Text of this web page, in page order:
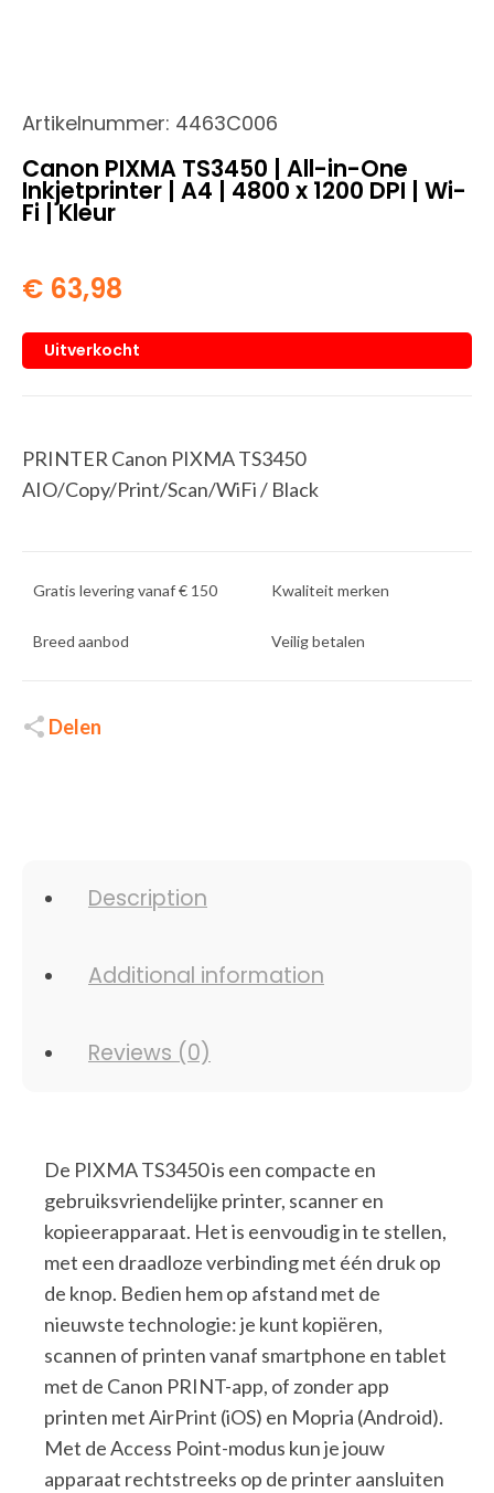
Artikelnummer: 4463C006
Canon PIXMA TS3450 | All-in-One
Inkjetprinter | A4 | 4800 x 1200 DPI | Wi-
Fi | Kleur
€ 63,98
Uitverkocht
PRINTER Canon PIXMA TS3450
AIO/Copy/Print/Scan/WiFi / Black
Gratis levering vanaf € 150 Kwaliteit merken
Breed aanbod Veilig betalen
Delen
Description
Additional information
Reviews (0)
De PIXMA TS3450 is een compacte en
gebruiksvriendelijke printer, scanner en
kopieerapparaat. Het is eenvoudig in te stellen,
met een draadloze verbinding met één druk op
de knop. Bedien hem op afstand met de
nieuwste technologie: je kunt kopiëren,
scannen of printen vanaf smartphone en tablet
met de Canon PRINT-app, of zonder app
printen met AirPrint (iOS) en Mopria (Android).
Met de Access Point-modus kun je jouw
apparaat rechtstreeks op de printer aansluiten